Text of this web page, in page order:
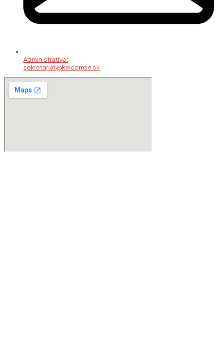
Administratíva:
sekretariat@kelcomse.sk